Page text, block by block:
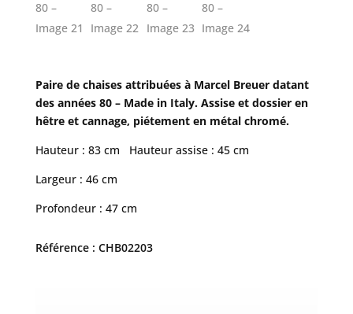
Paire de chaises attribuées à Marcel Breuer datant
des années 80 – Made in Italy. Assise et dossier en
hêtre et cannage, piétement en métal chromé.
Hauteur : 83 cm Hauteur assise : 45 cm
Largeur : 46 cm
Profondeur : 47 cm
Référence : CHB02203